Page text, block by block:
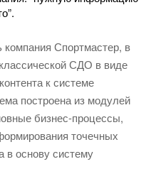
компания Спортмастер, в
СДО в виде
к системе
построена из модулей
бизнес-процессы,
точечных
в основу систему